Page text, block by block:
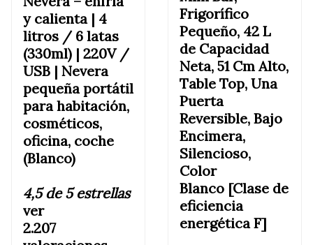
y calienta | 4
litros / 6 latas
(330ml) | 220V /
USB | Nevera
pequeña portátil
para habitación,
cosméticos,
oficina, coche
(Blanco)
4,5 de 5 estrellas
ver
2.207
Frigorífico
Pequeño, 42 L
de Capacidad
Neta, 51 Cm Alto,
Table Top, Una
Puerta
Reversible, Bajo
Encimera,
Silencioso,
Color
Blanco [Clase de
eficiencia
energética F]